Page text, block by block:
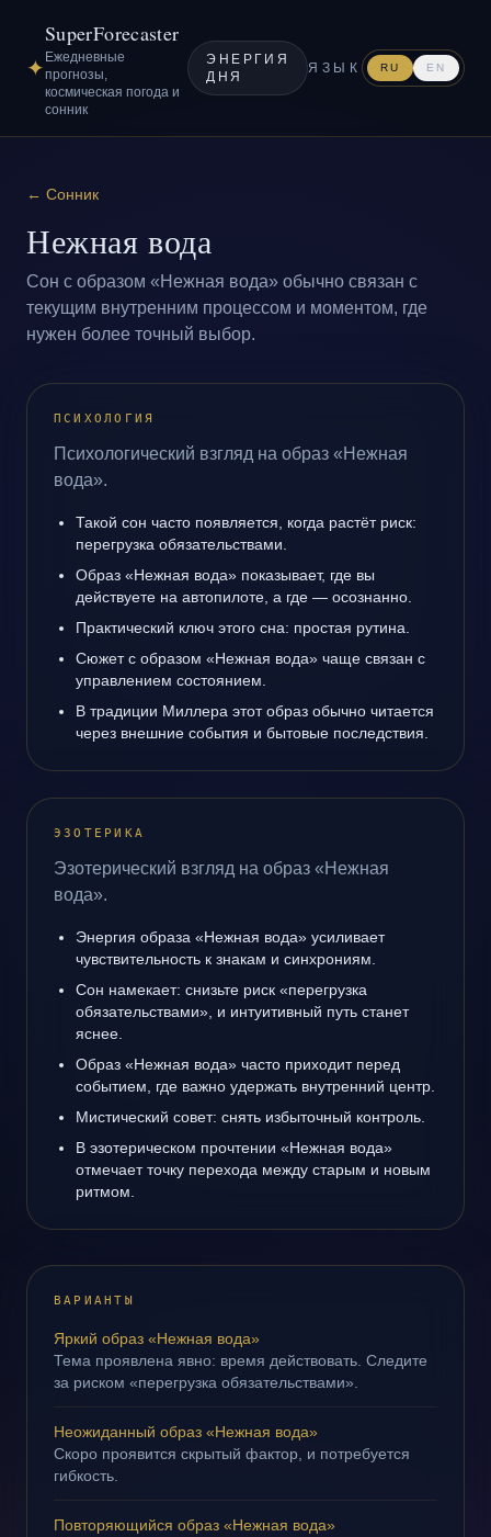
✦
SuperForecaster
Ежедневные
прогнозы,
космическая погода и
сонник
ЭНЕРГИЯ
ДНЯ
ЯЗЫК RU EN
← Сонник
Нежная вода
Сон с образом «Нежная вода» обычно связан с
текущим внутренним процессом и моментом, где
нужен более точный выбор.
ПСИХОЛОГИЯ
Психологический взгляд на образ «Нежная
вода».
Такой сон часто появляется, когда растёт риск:
перегрузка обязательствами.
Образ «Нежная вода» показывает, где вы
действуете на автопилоте, а где — осознанно.
Практический ключ этого сна: простая рутина.
Сюжет с образом «Нежная вода» чаще связан с
управлением состоянием.
В традиции Миллера этот образ обычно читается
через внешние события и бытовые последствия.
ЭЗОТЕРИКА
Эзотерический взгляд на образ «Нежная
вода».
Энергия образа «Нежная вода» усиливает
чувствительность к знакам и синхрониям.
Сон намекает: снизьте риск «перегрузка
обязательствами», и интуитивный путь станет
яснее.
Образ «Нежная вода» часто приходит перед
событием, где важно удержать внутренний центр.
Мистический совет: снять избыточный контроль.
В эзотерическом прочтении «Нежная вода»
отмечает точку перехода между старым и новым
ритмом.
ВАРИАНТЫ
Яркий образ «Нежная вода»
Тема проявлена явно: время действовать. Следите
за риском «перегрузка обязательствами».
Неожиданный образ «Нежная вода»
Скоро проявится скрытый фактор, и потребуется
гибкость.
Повторяющийся образ «Нежная вода»